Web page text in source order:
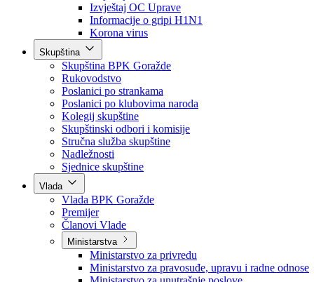
Obavještenja Vlade
Izvještajno prognozna služba Ministarstva privrede
Izvještaj o radu
Izvještaj OC Uprave
Informacije o gripi H1N1
Korona virus
Skupština
Skupština BPK Goražde
Rukovodstvo
Poslanici po strankama
Poslanici po klubovima naroda
Kolegij skupštine
Skupštinski odbori i komisije
Stručna služba skupštine
Nadležnosti
Sjednice skupštine
Vlada
Vlada BPK Goražde
Premijer
Članovi Vlade
Ministarstva